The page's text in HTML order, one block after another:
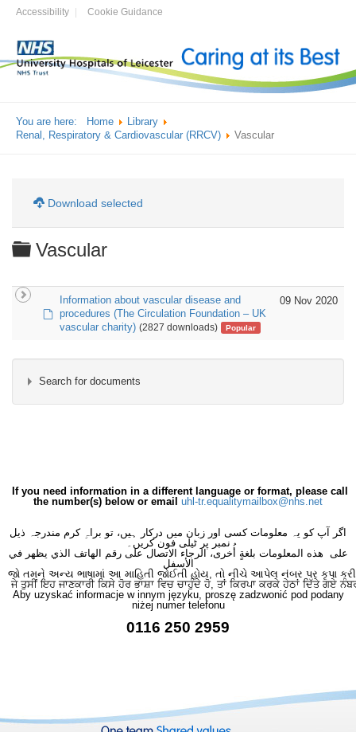
Accessibility Cookie Guidance
You are here: Home
Library
Renal, Respiratory & Cardiovascular (RRCV)
Vascular
Download selected
Folder
Vascular
default
Information about vascular disease and
procedures (The Circulation Foundation – UK
vascular charity) (2827 downloads) Popular
09 Nov 2020
Search for documents
×
×- Vascular
If you need information in a different language or format, please call
the number(s) below or email uhl-tr.equalitymailbox@nhs.net
اگر آپ کو یہ معلومات کسی اور زبان میں درکار ہیں، تو براہِ کرم مندرجہ ذیل
نمبر پر ٹیلی فون کریں۔
على هذه المعلومات بلغةٍ أُخرى، الرجاء الاتصال على رقم الهاتف الذي يظهر في
الأسفل
જો તમને અન્ય ભાષામાં આ માહિતી જોઈતી હોય, તો નીચે આપેલ નંબર પર કૃપા કરી
ਜੇ ਤੁਸੀਂ ਇਹ ਜਾਣਕਾਰੀ ਕਿਸੇ ਹੋਰ ਭਾਸ਼ਾ ਵਿਚ ਚਾਹੁੰਦੇ ਹੋ, ਤਾਂ ਕਿਰਪਾ ਕਰਕੇ ਹੇਠਾਂ ਦਿੱਤੇ ਗਏ
Aby uzyskać informacje w innym języku, proszę zadzwonić pod podany
niżej numer telefonu
0116 250 2959